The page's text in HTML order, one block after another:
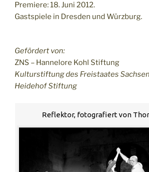
Premiere: 18. Juni 2012.
Gastspiele in Dresden und Würzburg.
Gefördert von:
ZNS – Hannelore Kohl Stiftung
Kulturstiftung des Freistaates Sachsen
Heidehof Stiftung
Reflektor, fotografiert von